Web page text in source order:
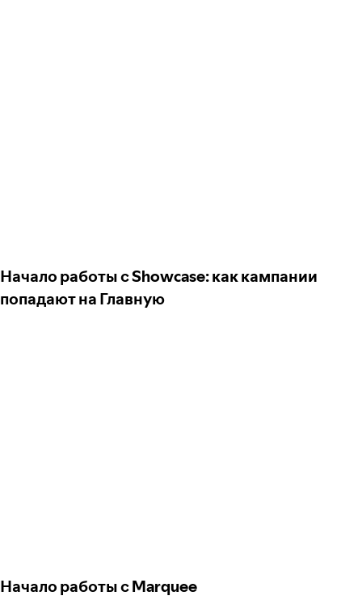
Начало работы с Showcase: как кампании
попадают на Главную
Начало работы с Marquee